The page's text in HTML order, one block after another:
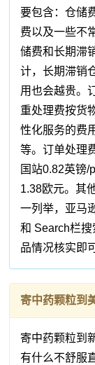
要包含：仓储
费以及一些不
储费和长期滞
计，长期滞销
用也会越贵。
重处理费按货
性化服务的费
等。订单处理
国站0.82英镑/
1.38欧元。其
一列举，亚马
和 Search栏
品情况核实即
寄中药颗粒到
寄中药颗粒到
有什么不舒服